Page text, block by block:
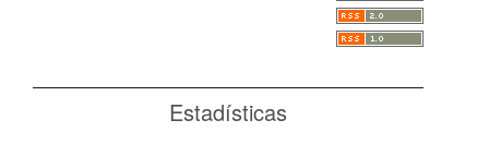
Estadísticas